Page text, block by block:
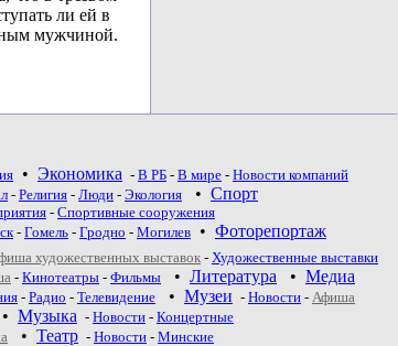
ли ей в
мужчиной.
• Экономика - В РБ - В мире - Новости компаний
- Религия - Люди - Экология • Спорт
- Спортивные сооружения
- Гомель - Гродно - Могилев • Фоторепортаж
художественных выставок - Художественные выставки
- Кинотеатры - Фильмы • Литература • Медиа
- Радио - Телевидение • Музеи - Новости - Афиша
• Музыка - Новости - Концертные
• Театр - Новoсти - Минские